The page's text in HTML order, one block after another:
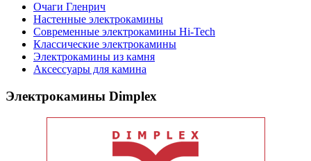
Очаги Гленрич
Настенные электрокамины
Современные электрокамины Hi-Tech
Классические электрокамины
Электрокамины из камня
Аксессуары для камина
Электрокамины Dimplex